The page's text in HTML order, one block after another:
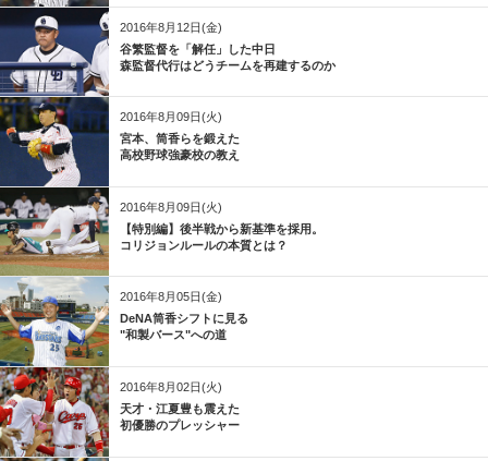
2016年8月12日(金)
谷繁監督を「解任」した中日
森監督代行はどうチームを再建するのか
2016年8月09日(火)
宮本、筒香らを鍛えた
高校野球強豪校の教え
2016年8月09日(火)
【特別編】後半戦から新基準を採用。
コリジョンルールの本質とは？
2016年8月05日(金)
DeNA筒香シフトに見る
"和製バース"への道
2016年8月02日(火)
天才・江夏豊も震えた
初優勝のプレッシャー